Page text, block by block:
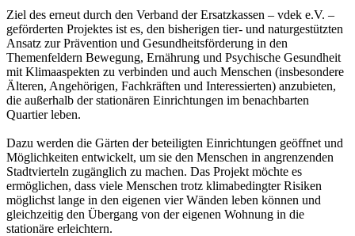
Ziel des erneut durch den Verband der Ersatzkassen – vdek e.V. –
geförderten Projektes ist es, den bisherigen tier- und naturgestützten
Ansatz zur Prävention und Gesundheitsförderung in den
Themenfeldern Bewegung, Ernährung und Psychische Gesundheit
mit Klimaaspekten zu verbinden und auch Menschen (insbesondere
Älteren, Angehörigen, Fachkräften und Interessierten) anzubieten,
die außerhalb der stationären Einrichtungen im benachbarten
Quartier leben.
Dazu werden die Gärten der beteiligten Einrichtungen geöffnet und
Möglichkeiten entwickelt, um sie den Menschen in angrenzenden
Stadtvierteln zugänglich zu machen. Das Projekt möchte es
ermöglichen, dass viele Menschen trotz klimabedingter Risiken
möglichst lange in den eigenen vier Wänden leben können und
gleichzeitig den Übergang von der eigenen Wohnung in die
stationäre erleichtern.